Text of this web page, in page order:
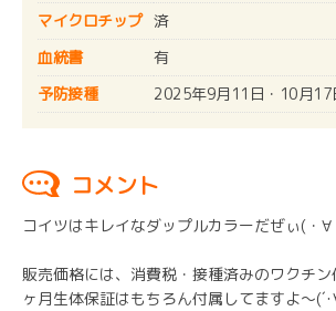
マイクロチップ 済
血統書
有
予防接種
2025年9月11日・10月17
コメント
コイツはキレイなダップルカラーだぜぃ(・∀
販売価格には、消費税・接種済みのワクチ
ヶ月生体保証はもちろん付属してますよ～(´･